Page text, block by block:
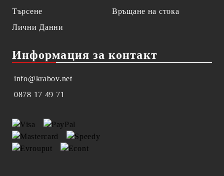
Търсене
Лични Данни
Връщане на стока
Информация за контакт
info@krabov.net
0878 17 49 71